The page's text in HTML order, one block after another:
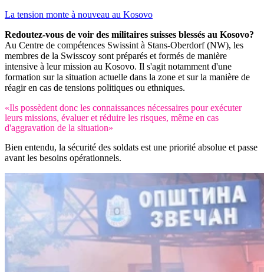
La tension monte à nouveau au Kosovo
Redoutez-vous de voir des militaires suisses blessés au Kosovo?
Au Centre de compétences Swissint à Stans-Oberdorf (NW), les
membres de la Swisscoy sont préparés et formés de manière
intensive à leur mission au Kosovo. Il s'agit notamment d'une
formation sur la situation actuelle dans la zone et sur la manière de
réagir en cas de tensions politiques ou ethniques.
«Ils possèdent donc les connaissances nécessaires pour exécuter
leurs missions, évaluer et réduire les risques, même en cas
d'aggravation de la situation»
Bien entendu, la sécurité des soldats est une priorité absolue et passe
avant les besoins opérationnels.